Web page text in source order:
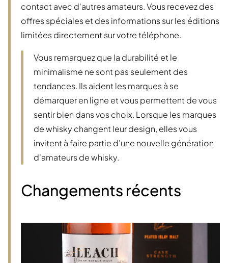
contact avec d'autres amateurs. Vous recevez des
offres spéciales et des informations sur les éditions
limitées directement sur votre téléphone.
Vous remarquez que la durabilité et le
minimalisme ne sont pas seulement des
tendances. Ils aident les marques à se
démarquer en ligne et vous permettent de vous
sentir bien dans vos choix. Lorsque les marques
de whisky changent leur design, elles vous
invitent à faire partie d'une nouvelle génération
d'amateurs de whisky.
Changements récents